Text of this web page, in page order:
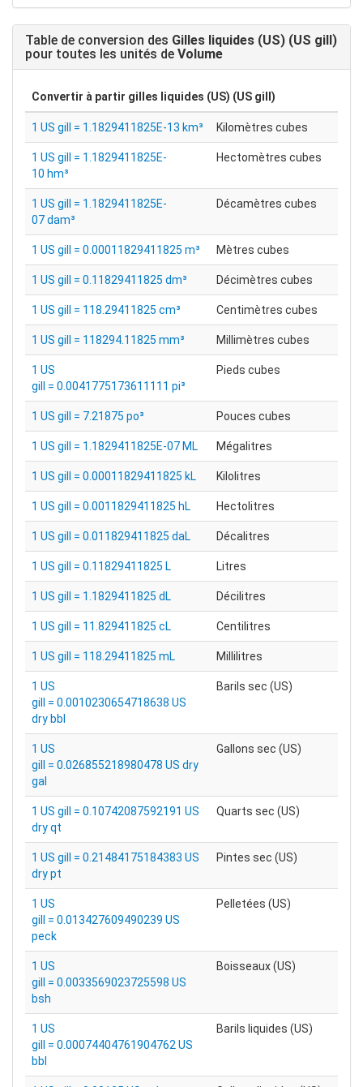
Table de conversion des Gilles liquides (US) (US gill)
pour toutes les unités de Volume
Convertir à partir gilles liquides (US) (US gill)
1 US gill = 1.1829411825E-13 km³ Kilomètres cubes
1 US gill = 1.1829411825E-
10 hm³
Hectomètres cubes
1 US gill = 1.1829411825E-
07 dam³
Décamètres cubes
1 US gill = 0.00011829411825 m³ Mètres cubes
1 US gill = 0.11829411825 dm³ Décimètres cubes
1 US gill = 118.29411825 cm³ Centimètres cubes
1 US gill = 118294.11825 mm³ Millimètres cubes
1 US
gill = 0.0041775173611111 pi³
Pieds cubes
1 US gill = 7.21875 po³ Pouces cubes
1 US gill = 1.1829411825E-07 ML Mégalitres
1 US gill = 0.00011829411825 kL Kilolitres
1 US gill = 0.0011829411825 hL Hectolitres
1 US gill = 0.011829411825 daL Décalitres
1 US gill = 0.11829411825 L Litres
1 US gill = 1.1829411825 dL Décilitres
1 US gill = 11.829411825 cL Centilitres
1 US gill = 118.29411825 mL Millilitres
1 US
gill = 0.0010230654718638 US
dry bbl
Barils sec (US)
1 US
gill = 0.026855218980478 US dry
gal
Gallons sec (US)
1 US gill = 0.10742087592191 US
dry qt
Quarts sec (US)
1 US gill = 0.21484175184383 US
dry pt
Pintes sec (US)
1 US
gill = 0.013427609490239 US
peck
Pelletées (US)
1 US
gill = 0.0033569023725598 US
bsh
Boisseaux (US)
1 US
gill = 0.00074404761904762 US
bbl
Barils liquides (US)